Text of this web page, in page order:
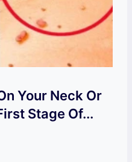
Your Neck Or
Stage Of...